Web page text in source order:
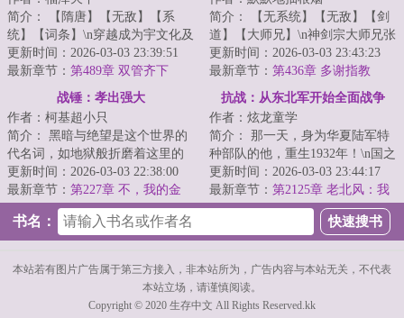
简介： 【隋唐】【无敌】【系
统】【词条】\n穿越成为宇文化及
第三子，宇文成都的弟弟宇文成
惠。...
更新时间：2026-03-03 23:39:51
最新章节： 第489章 双管齐下
简介： 【无系统】【无敌】【剑
道】【大师兄】\n神剑宗大师兄张
青锋，九年前惨遭魔女暗算，痛
失...
更新时间：2026-03-03 23:43:23
最新章节： 第436章 多谢指教
战锤：孝出强大
作者：柯基超小只
简介： 黑暗与绝望是这个世界的
代名词，如地狱般折磨着这里的
每一个生命，但这一次，命运却
开了个...
更新时间：2026-03-03 22:38:00
最新章节： 第227章 不，我的金
抗战：从东北军开始全面战争
作者：炫龙童学
简介： 那一天，身为华夏陆军特
种部队的他，重生1932年！\n国之
沦陷，东北岌岌可危！
更新时间：2026-03-03 23:44:17
最新章节： 第2125章 老北风：我
错了
书名：
本站若有图片广告属于第三方接入，非本站所为，广告内容与本站无关，不代表
本站立场，请谨慎阅读。
Copyright © 2020 生存中文 All Rights Reserved.kk